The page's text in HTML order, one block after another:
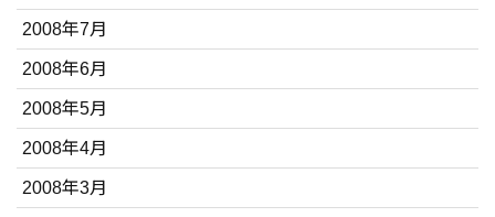
2008年7月
2008年6月
2008年5月
2008年4月
2008年3月